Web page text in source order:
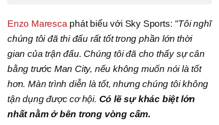
Enzo Maresca phát biểu với Sky Sports: "Tôi nghĩ
chúng tôi đã thi đấu rất tốt trong phần lớn thời
gian của trận đấu. Chúng tôi đã cho thấy sự cân
bằng trước Man City, nếu không muốn nói là tốt
hơn. Màn trình diễn là tốt, nhưng chúng tôi không
tận dụng được cơ hội. Có lẽ sự khác biệt lớn
nhất nằm ở bên trong vòng cấm.